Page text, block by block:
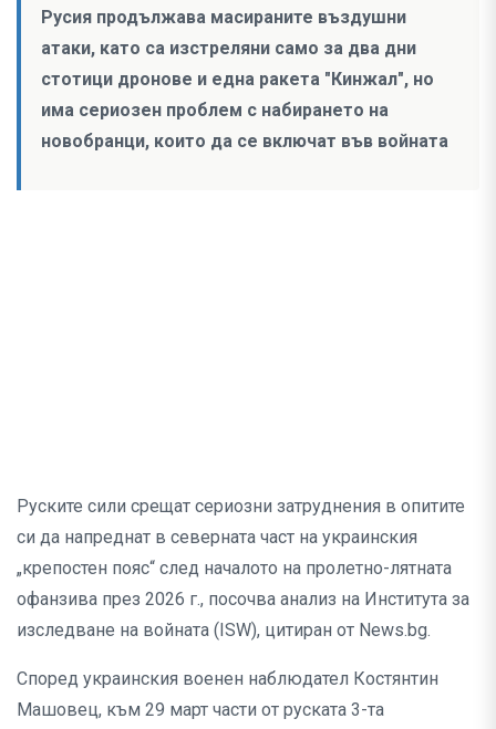
Русия продължава масираните въздушни
атаки, като са изстреляни само за два дни
стотици дронове и една ракета "Кинжал", но
има сериозен проблем с набирането на
новобранци, които да се включат във войната
Руските сили срещат сериозни затруднения в опитите
си да напреднат в северната част на украинския
„крепостен пояс“ след началото на пролетно-лятната
офанзива през 2026 г., посочва анализ на Института за
изследване на войната (ISW), цитиран от News.bg.
Според украинския военен наблюдател Костянтин
Машовец, към 29 март части от руската 3-та